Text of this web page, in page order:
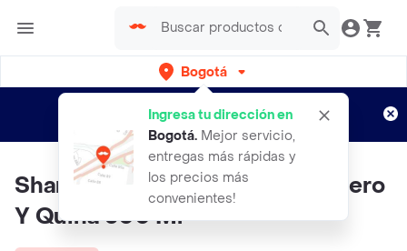
Bogotá
Ingresa tu dirección en
Bogotá. Mejor servicio,
entregas más rápidas y
los precios más
convenientes!
envíos gratis por semanas
Aplican TyC
Shampoo NATURAL SANT Romero
Y Quina 500 Ml